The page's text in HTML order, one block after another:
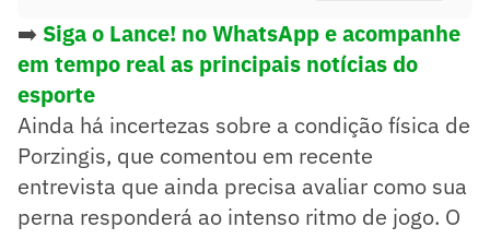
➡️ Siga o Lance! no WhatsApp e acompanhe
em tempo real as principais notícias do
esporte
Ainda há incertezas sobre a condição física de
Porzingis, que comentou em recente
entrevista que ainda precisa avaliar como sua
perna responderá ao intenso ritmo de jogo. O